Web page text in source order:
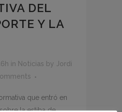
DEL
Y LA
in Noticias by Jordi
que entró en
la estiba de